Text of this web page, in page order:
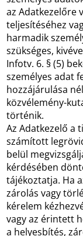
az Adatkezelőre
teljesítéséhez
harmadik
szükséges,
Infotv. 6. § (5)
személyes adat
hozzájárulása
közvélemény-
történik.
Az Adatkezelő a
számított
belül
kérdésében
tájékoztatja. Ha
zárolás vagy
kérelem
vagy az érintett
a helyesbítés,